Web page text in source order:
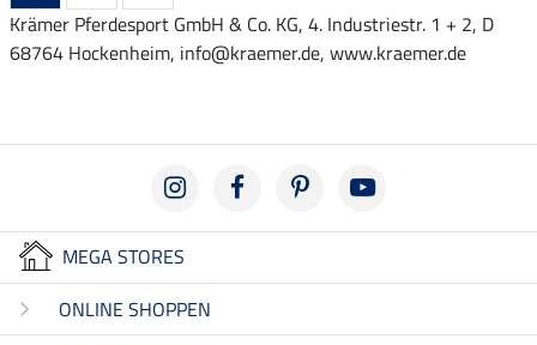
Krämer Pferdesport GmbH & Co. KG, 4. Industriestr. 1 + 2, D
68764 Hockenheim, info@kraemer.de, www.kraemer.de
MEGA STORES
ONLINE SHOPPEN